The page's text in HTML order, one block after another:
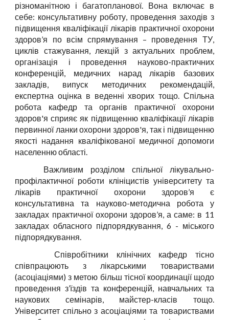
різноманітною і багатопланової. Вона включає в
себе: консультативну роботу, проведення заходів з
підвищення кваліфікації лікарів практичної охорони
здоров’я по всім спрямування – проведення ТУ,
циклів стажування, лекцій з актуальних проблем,
організація і проведення науково-практичних
конференцій, медичних нарад лікарів базових
закладів, випуск методичних рекомендацій,
експертна оцінка в веденні хворих тощо. Спільна
робота кафедр та органів практичної охорони
здоров'я сприяє як підвищенню кваліфікації лікарів
первинної ланки охорони здоров'я, так і підвищенню
якості надання кваліфікованої медичної допомоги
населенню області.
Важливим розділом спільної лікувально-
профілактичної роботи клініцистів університету та
лікарів практичної охорони здоров’я є
консультативна та науково-методична робота у
закладах практичної охорони здоров’я, а саме: в 11
закладах обласного підпорядкування, 6 - міського
підпорядкування.
Співробітники клінічних кафедр тісно
співпрацюють з лікарськими товариствами
(асоціаціями) з метою більш тісної координації щодо
проведення з’їздів та конференцій, навчальних та
наукових семінарів, майстер-класів тощо.
Університет спільно з асоціаціями та товариствами